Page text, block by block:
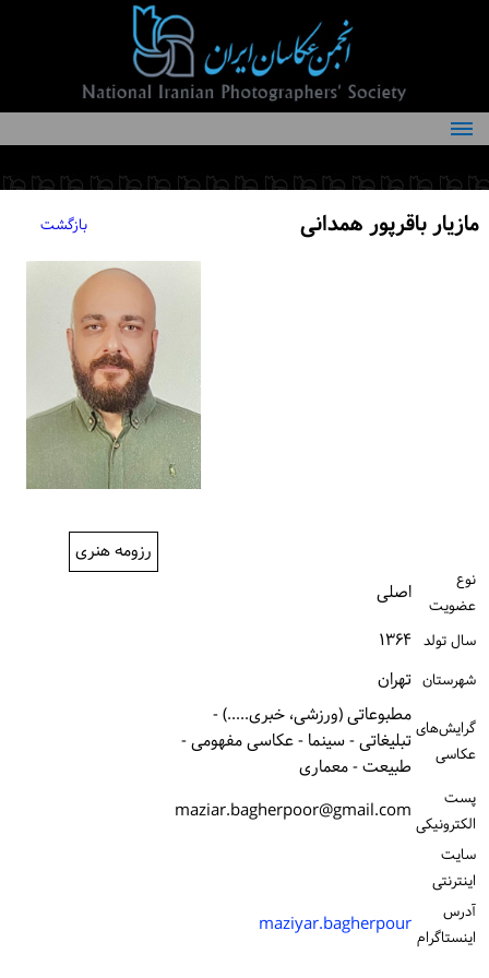
درباره انجمن
کمیته‌های انجمن
اعضاء انجمن
مازیار باقرپور همدانی بازگشت
رزومه هنری
نوع
عضویت
اصلی
سال تولد ۱۳۶۴
شهرستان تهران
گرایش‌های
عکاسی
مطبوعاتی (ورزشی، خبری.....) -
تبلیغاتی - سینما - عکاسی مفهومی -
طبیعت - معماری
پست
الكترونیكی maziar.bagherpoor@gmail.com
سایت
اینترنتی
آدرس
اینستاگرام maziyar.bagherpour